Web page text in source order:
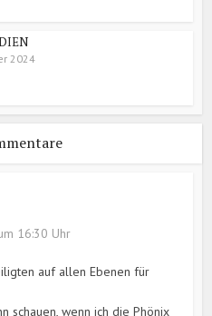
2024
16:30 Uhr
auf allen Ebenen für
schauen, wenn ich die Phönix